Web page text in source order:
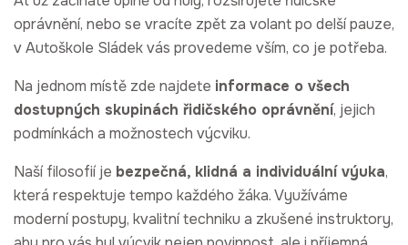
oprávnění, nebo se vracíte zpět za volant po delší pauze,
v Autoškole Sládek vás provedeme vším, co je potřeba.
Na jednom místě zde najdete informace o všech
dostupných skupinách řidičského oprávnění, jejich
podmínkách a možnostech výcviku.
Naší filosofií je bezpečná, klidná a individuální výuka,
která respektuje tempo každého žáka. Využíváme
moderní postupy, kvalitní techniku a zkušené instruktory,